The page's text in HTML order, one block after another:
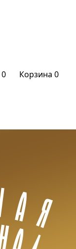
0 Корзина 0